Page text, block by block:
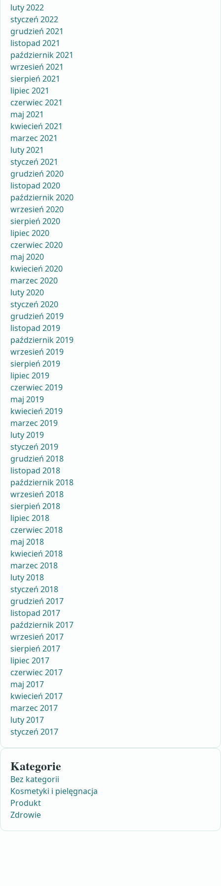
luty 2022
styczeń 2022
grudzień 2021
listopad 2021
październik 2021
wrzesień 2021
sierpień 2021
lipiec 2021
czerwiec 2021
maj 2021
kwiecień 2021
marzec 2021
luty 2021
styczeń 2021
grudzień 2020
listopad 2020
październik 2020
wrzesień 2020
sierpień 2020
lipiec 2020
czerwiec 2020
maj 2020
kwiecień 2020
marzec 2020
luty 2020
styczeń 2020
grudzień 2019
listopad 2019
październik 2019
wrzesień 2019
sierpień 2019
lipiec 2019
czerwiec 2019
maj 2019
kwiecień 2019
marzec 2019
luty 2019
styczeń 2019
grudzień 2018
listopad 2018
październik 2018
wrzesień 2018
sierpień 2018
lipiec 2018
czerwiec 2018
maj 2018
kwiecień 2018
marzec 2018
luty 2018
styczeń 2018
grudzień 2017
listopad 2017
październik 2017
wrzesień 2017
sierpień 2017
lipiec 2017
czerwiec 2017
maj 2017
kwiecień 2017
marzec 2017
luty 2017
styczeń 2017
Kategorie
Bez kategorii
Kosmetyki i pielęgnacja
Produkt
Zdrowie